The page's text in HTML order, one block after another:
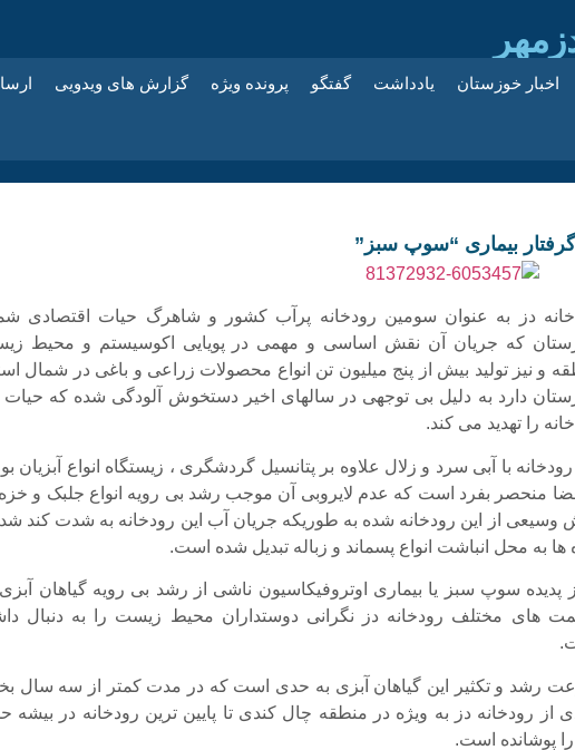
اخبار خوزستان یادداشت گفتگو پرونده ویژه گزارش های ویدویی
بیماری “سوپ سبز”
دز به عنوان سومین رودخانه پرآب کشور و شاهرگ حیات اقتصادی
که جریان آن نقش اساسی و مهمی در پویایی اکوسیستم و محیط
و نیز تولید بیش از پنج میلیون تن انواع محصولات زراعی و باغی در شمال
دارد به دلیل بی توجهی در سالهای اخیر دستخوش آلودگی شده که حیات
را تهدید می کند.
رودخانه با آبی سرد و زلال علاوه بر پتانسیل گردشگری ، زیستگاه انواع آبزیان
منحصر بفرد است که عدم لایروبی آن موجب رشد بی رویه انواع جلبک و خزه
وسیعی از این رودخانه شده به طوریکه جریان آب این رودخانه به شدت کند
ها به محل انباشت انواع پسماند و زباله تبدیل شده است.
پدیده سوپ سبز یا بیماری اوتروفیکاسیون ناشی از رشد بی رویه گیاهان آبزی
های مختلف رودخانه دز نگرانی دوستداران محیط زیست را به دنبال
رشد و تکثیر این گیاهان آبزی به حدی است که در مدت کمتر از سه سال
از رودخانه دز به ویژه در منطقه چال کندی تا پایین ترین رودخانه در بیشه
را پوشانده است.